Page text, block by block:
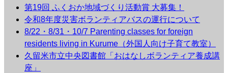
第19回 ふくおか地域づくり活動賞 大募集！
令和8年度災害ボランティアバスの運行について
8/22・8/31・10/7 Parenting classes for foreign
residents living in Kurume（外国人向け子育て教室）
久留米市立中央図書館「おはなしボランティア養成講
座」